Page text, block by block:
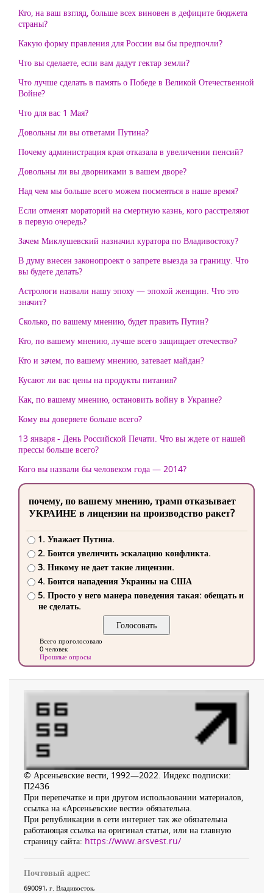
Кто, на ваш взгляд, больше всех виновен в дефиците бюджета
страны?
Какую форму правления для России вы бы предпочли?
Что вы сделаете, если вам дадут гектар земли?
Что лучше сделать в память о Победе в Великой Отечественной
Войне?
Что для вас 1 Мая?
Довольны ли вы ответами Путина?
Почему администрация края отказала в увеличении пенсий?
Довольны ли вы дворниками в вашем дворе?
Над чем мы больше всего можем посмеяться в наше время?
Если отменят мораторий на смертную казнь, кого расстреляют
в первую очередь?
Зачем Миклушевский назначил куратора по Владивостоку?
В думу внесен законопроект о запрете выезда за границу. Что
вы будете делать?
Астрологи назвали нашу эпоху — эпохой женщин. Что это
значит?
Cколько, по вашему мнению, будет править Путин?
Кто, по вашему мнению, лучше всего защищает отечество?
Кто и зачем, по вашему мнению, затевает майдан?
Кусают ли вас цены на продукты питания?
Как, по вашему мнению, остановить войну в Украине?
Кому вы доверяете больше всего?
13 января - День Российской Печати. Что вы ждете от нашей
прессы больше всего?
Кого вы назвали бы человеком года — 2014?
почему, по вашему мнению, трамп отказывает
УКРАИНЕ в лицензии на производство ракет?
1. Уважает Путина.
2. Боится увеличить эскалацию конфликта.
3. Никому не дает такие лицензии.
4. Боится нападения Украины на США
5. Просто у него манера поведения такая: обещать и
не сделать.
Всего проголосовало
0 человек
Прошлые опросы
© Арсеньевские вести, 1992—2022. Индекс подписки:
П2436
При перепечатке и при другом использовании материалов,
ссылка на «Арсеньевские вести» обязательна.
При републикации в сети интернет так же обязательна
работающая ссылка на оригинал статьи, или на главную
страницу сайта: https://www.arsvest.ru/
Почтовый адрес:
690091, г. Владивосток,